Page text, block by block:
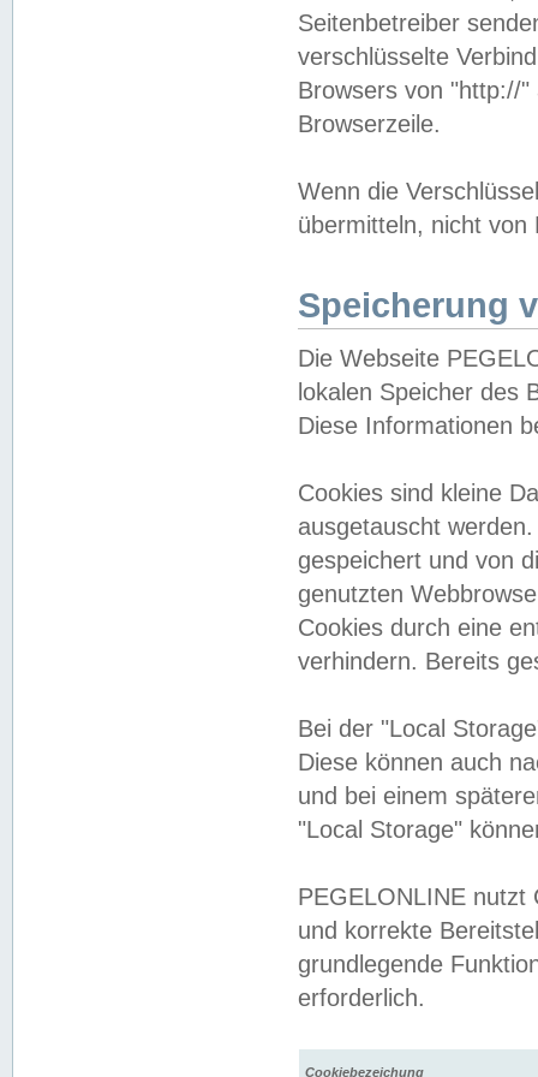
Seitenbetreiber
verschlüsselte
Browsers von "http://
Browserzeile.
Wenn die
übermitteln, nicht von
Speicherung
Die Webseite
lokalen Speicher des
Diese Informationen
Cookies sind kleine
ausgetauscht
gespeichert und von
genutzten
Cookies durch eine
verhindern. Bereits
Bei der "Local
Diese können auch
und bei einem
"Local Storage"
PEGELONLINE nutzt
und korrekte
grundlegende
erforderlich.
Cookiebezeichung